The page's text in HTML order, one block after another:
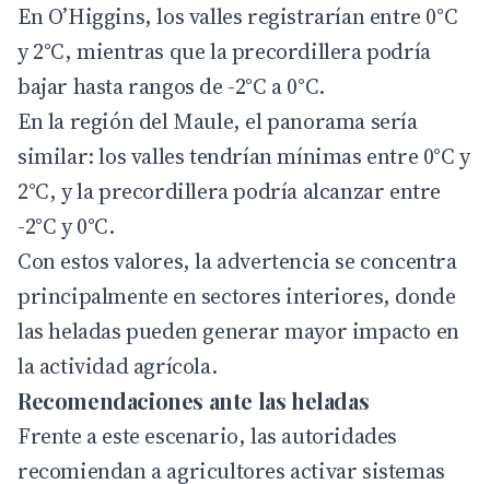
En O’Higgins, los valles registrarían entre 0°C
y 2°C, mientras que la precordillera podría
bajar hasta rangos de -2°C a 0°C.
En la región del Maule, el panorama sería
similar: los valles tendrían mínimas entre 0°C y
2°C, y la precordillera podría alcanzar entre
-2°C y 0°C.
Con estos valores, la advertencia se concentra
principalmente en sectores interiores, donde
las heladas pueden generar mayor impacto en
la actividad agrícola.
Recomendaciones ante las heladas
Frente a este escenario, las autoridades
recomiendan a agricultores activar sistemas